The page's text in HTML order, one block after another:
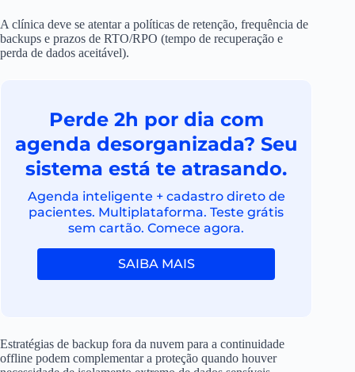
A clínica deve se atentar a políticas de retenção, frequência de
backups e prazos de RTO/RPO (tempo de recuperação e
perda de dados aceitável).
Perde 2h por dia com
agenda desorganizada? Seu
sistema está te atrasando.
Agenda inteligente + cadastro direto de
pacientes. Multiplataforma. Teste grátis
sem cartão. Comece agora.
SAIBA MAIS
Estratégias de backup fora da nuvem para a continuidade
offline podem complementar a proteção quando houver